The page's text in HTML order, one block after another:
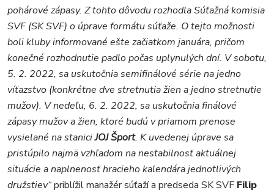
pohárové zápasy. Z tohto dôvodu rozhodla Súťažná komisia
SVF (SK SVF) o úprave formátu súťaže. O tejto možnosti
boli kluby informované ešte začiatkom januára, pričom
konečné rozhodnutie padlo počas uplynulých dní. V sobotu,
5. 2. 2022, sa uskutočnia semifinálové série na jedno
víťazstvo (konkrétne dve stretnutia žien a jedno stretnutie
mužov). V nedeľu, 6. 2. 2022, sa uskutočnia finálové
zápasy mužov a žien, ktoré budú v priamom prenose
vysielané na staniciJOJ Šport. K uvedenej úprave sa
pristúpilo najmä vzhľadom na nestabilnosť aktuálnej
situácie a naplnenosť hracieho kalendára jednotlivých
družstiev“priblížil manažér súťaží a predseda SK SVF Filip